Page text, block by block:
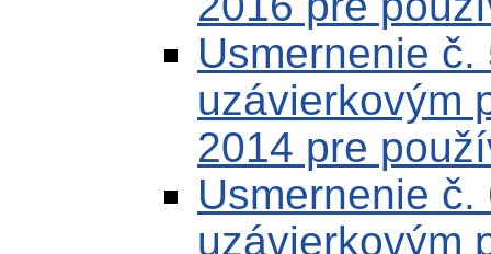
Usmernenie
uzávierkovým
2014 pre
Usmernenie
uzávierkovým